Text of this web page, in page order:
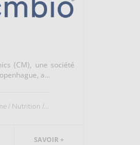
(CM), une société
a...
/ Nutrition /...
SAVOIR +